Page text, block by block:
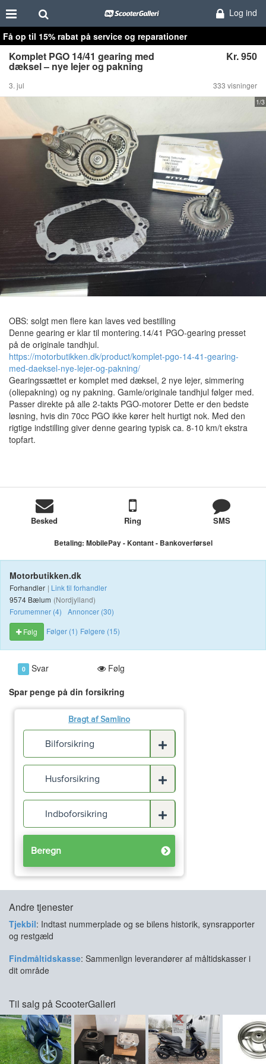
Log ind
Få op til 15% rabat på service og reparationer
Komplet PGO 14/41 gearing med
dæksel – nye lejer og pakning
Kr. 950
3. jul 333 visninger
1/3
OBS: solgt men flere kan laves ved bestilling
Denne gearing er klar til montering.14/41 PGO-gearing presset
på de originale tandhjul.
https://motorbutikken.dk/product/komplet-pgo-14-41-gearing-
med-daeksel-nye-lejer-og-pakning/
Gearingssættet er komplet med dæksel, 2 nye lejer, simmering
(oliepakning) og ny pakning. Gamle/originale tandhjul følger med.
Passer direkte på alle 2-takts PGO-motorer Dette er den bedste
løsning, hvis din 70cc PGO ikke kører helt hurtigt nok. Med den
rigtige indstilling giver denne gearing typisk ca. 8-10 km/t ekstra
topfart.
Besked Ring SMS
Betaling: MobilePay - Kontant - Bankoverførsel
Motorbutikken.dk
Forhandler | Link til forhandler
9574 Bælum (Nordjylland)
Forumemner (4)
Annoncer (30)
Følg
Følger (1) Følgere (15)
0 Svar
Følg
Spar penge på din forsikring
Andre tjenester
Tjekbil: Indtast nummerplade og se bilens historik, synsrapporter
og restgæld
Findmåltidskasse: Sammenlign leverandører af måltidskasser i
dit område
Til salg på ScooterGalleri